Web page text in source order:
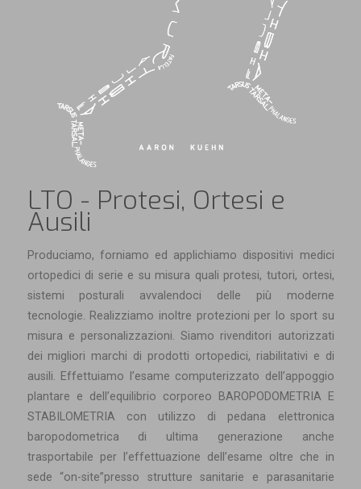
LTO - Protesi, Ortesi e
Ausili
Produciamo, forniamo ed applichiamo dispositivi medici
ortopedici di serie e su misura quali protesi, tutori, ortesi,
sistemi posturali avvalendoci delle più moderne
tecnologie. Realizziamo inoltre protezioni per lo sport su
misura e personalizzazioni. Siamo rivenditori autorizzati
dei migliori marchi di prodotti ortopedici, riabilitativi e di
ausili. Effettuiamo l’esame computerizzato dell’appoggio
plantare e dell’equilibrio corporeo BAROPODOMETRIA E
STABILOMETRIA con utilizzo di pedana elettronica
baropodometrica di ultima generazione anche
trasportabile per l’effettuazione dell’esame oltre che in
sede “on-site”presso strutture sanitarie e parasanitarie